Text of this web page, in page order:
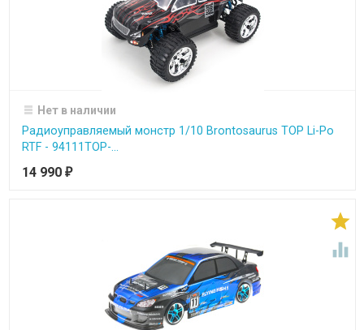
Нет в наличии
Радиоуправляемый монстр 1/10 Brontosaurus TOP Li-Po
RTF - 94111TOP-...
14 990 ₽

